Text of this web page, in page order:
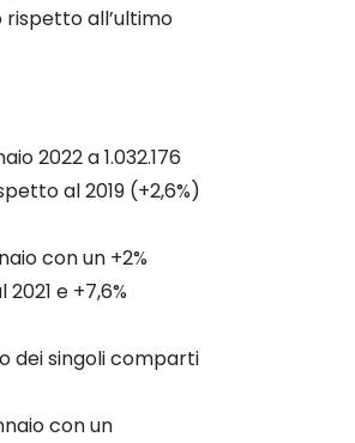
rispetto all’ultimo
2022 a 1.032.176
al 2019 (+2,6%)
con un +2%
e +7,6%
dei singoli comparti
con un